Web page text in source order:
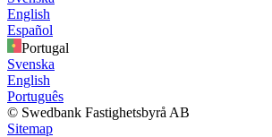
English
Español
Portugal
Svenska
English
Português
© Swedbank Fastighetsbyrå AB
Sitemap